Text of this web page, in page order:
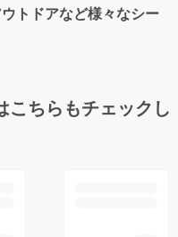
トドアなど様々なシー
こちらもチェックし